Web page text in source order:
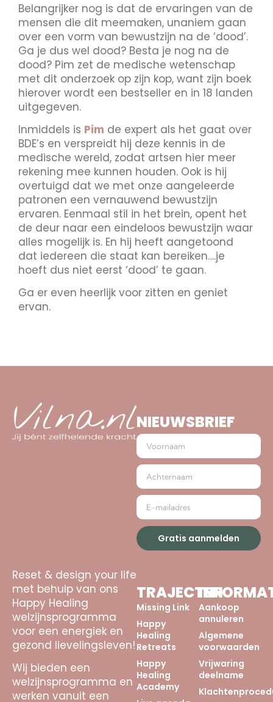
Belangrijker nog is dat de ervaringen van de
mensen die dit meemaken, unaniem gaan
over een vorm van bewustzijn na de ‘dood’.
Ga je dus wel dood? Besta je nog na de
dood? Pim zet de medische wetenschap
met dit onderzoek op zijn kop, want zijn boek
hierover wordt een bestseller en in 18 landen
uitgegeven.
Inmiddels is Pim de expert als het gaat over
BDE’s en verspreidt hij deze kennis in de
medische wereld, zodat artsen hier meer
rekening mee kunnen houden. Ook is hij
overtuigd dat we met onze aangeleerde
patronen een vernauwend bewustzijn
ervaren. Eenmaal stil in het brein, opent het
de deur naar een eindeloos bewustzijn waar
alles mogelijk is. En hij heeft aangetoond
dat iedereen die staat kan bereiken….je
hoeft dus niet eerst ‘dood’ te gaan.
Ga er even heerlijk voor zitten en geniet
ervan.
NIEUWSBRIEF
Gratis aanmelden
Reset & design your life
met behulp van ons
Happy Healing
welzijnsprogramma
voor een energiek en
gezond lievelingsleven!
Wij bieden een
welzijnsprogramma en
werken vanuit een
TRAJECTEN
Missing Link
Happy
Healing
Retreats
Happy
Healing
Academy
Aankoop
annuleren
Algemene
voorwaarden
Vrijwaring
deelname